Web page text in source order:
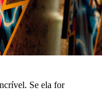
Se ela for